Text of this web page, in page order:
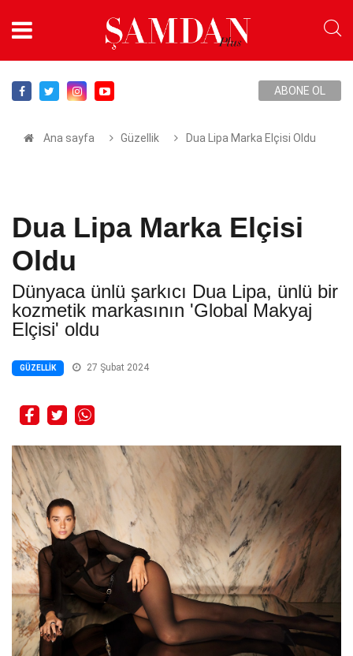
ABONE OL
Ana sayfa Güzellik Dua Lipa Marka Elçisi Oldu
Dua Lipa Marka Elçisi
Oldu
Dünyaca ünlü şarkıcı Dua Lipa, ünlü bir
kozmetik markasının 'Global Makyaj
Elçisi' oldu
GÜZELLIK 27 Şubat 2024